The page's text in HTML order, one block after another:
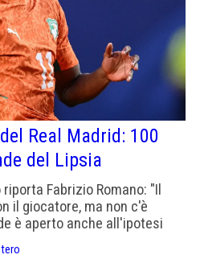
Real Madrid: 100
del Lipsia
riporta Fabrizio Romano: "Il
il giocatore, ma non c'è
è aperto anche all'ipotesi